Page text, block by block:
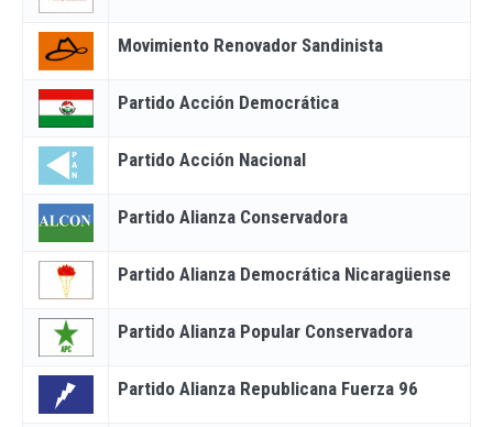
Movimiento Renovador Sandinista
Partido Acción Democrática
Partido Acción Nacional
Partido Alianza Conservadora
Partido Alianza Democrática Nicaragüense
Partido Alianza Popular Conservadora
Partido Alianza Republicana Fuerza 96